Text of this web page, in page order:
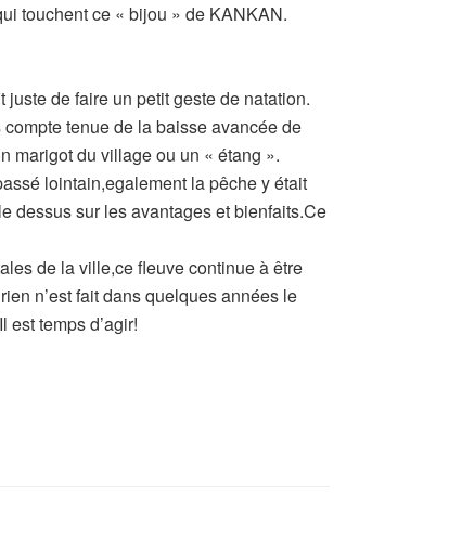
touchent ce « bijou » de KANKAN.
de faire un petit geste de natation.
tenue de la baisse avancée de
marigot du village ou un « étang ».
lointain,egalement la pêche y était
dessus sur les avantages et bienfaits.Ce
de la ville,ce fleuve continue à être
n’est fait dans quelques années le
temps d’agir!